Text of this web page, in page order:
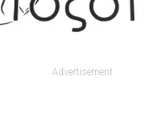
Advertisement